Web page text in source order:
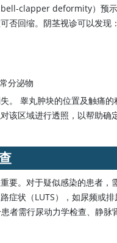
clapper deformity）预
否回缩。阴茎视诊可以发现：
分泌物
。 睾丸肿块的位置及触痛
该区域进行透照，以帮助
要。对于疑似感染的患者
症状（LUTS），如尿频或
者需行尿动力学检查、静